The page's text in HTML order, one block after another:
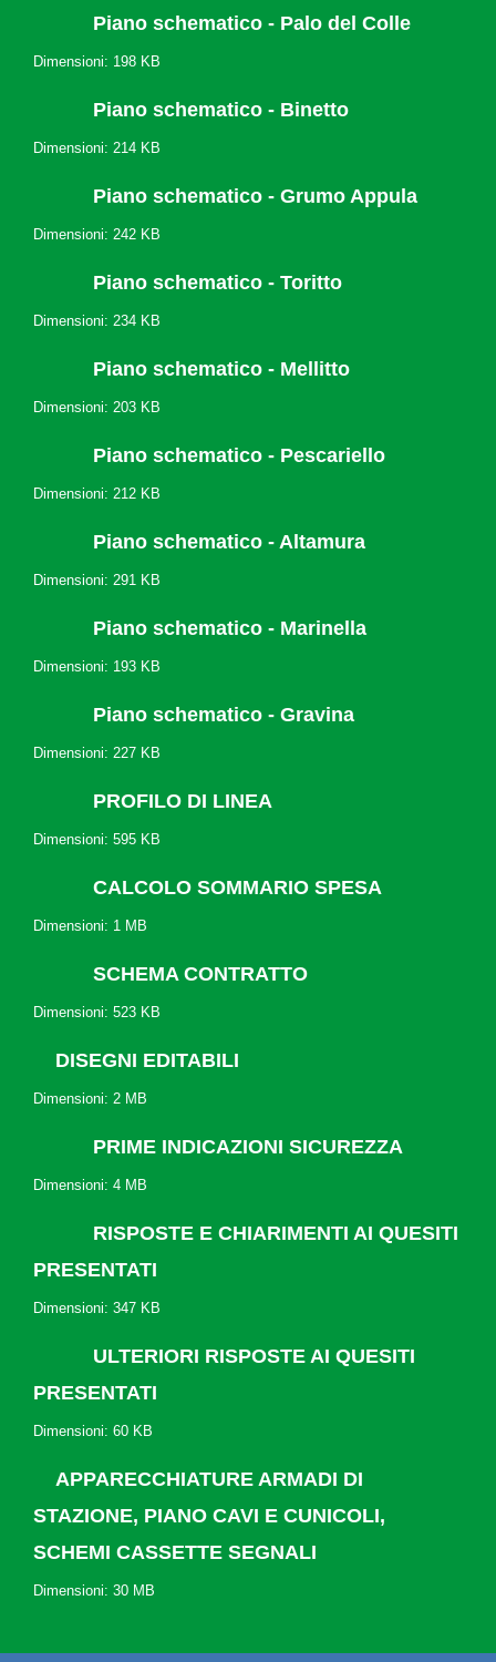
Piano schematico - Palo del Colle
Dimensioni: 198 KB
Piano schematico - Binetto
Dimensioni: 214 KB
Piano schematico - Grumo Appula
Dimensioni: 242 KB
Piano schematico - Toritto
Dimensioni: 234 KB
Piano schematico - Mellitto
Dimensioni: 203 KB
Piano schematico - Pescariello
Dimensioni: 212 KB
Piano schematico - Altamura
Dimensioni: 291 KB
Piano schematico - Marinella
Dimensioni: 193 KB
Piano schematico - Gravina
Dimensioni: 227 KB
PROFILO DI LINEA
Dimensioni: 595 KB
CALCOLO SOMMARIO SPESA
Dimensioni: 1 MB
SCHEMA CONTRATTO
Dimensioni: 523 KB
DISEGNI EDITABILI
Dimensioni: 2 MB
PRIME INDICAZIONI SICUREZZA
Dimensioni: 4 MB
RISPOSTE E CHIARIMENTI AI QUESITI
PRESENTATI
Dimensioni: 347 KB
ULTERIORI RISPOSTE AI QUESITI
PRESENTATI
Dimensioni: 60 KB
APPARECCHIATURE ARMADI DI
STAZIONE, PIANO CAVI E CUNICOLI,
SCHEMI CASSETTE SEGNALI
Dimensioni: 30 MB